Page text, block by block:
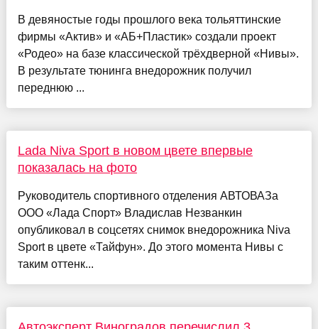
В девяностые годы прошлого века тольяттинские
фирмы «Актив» и «АБ+Пластик» создали проект
«Родео» на базе классической трёхдверной «Нивы».
В результате тюнинга внедорожник получил
переднюю ...
Lada Niva Sport в новом цвете впервые
показалась на фото
Руководитель спортивного отделения АВТОВАЗа
ООО «Лада Спорт» Владислав Незванкин
опубликовал в соцсетях снимок внедорожника Niva
Sport в цвете «Тайфун». До этого момента Нивы с
таким оттенк...